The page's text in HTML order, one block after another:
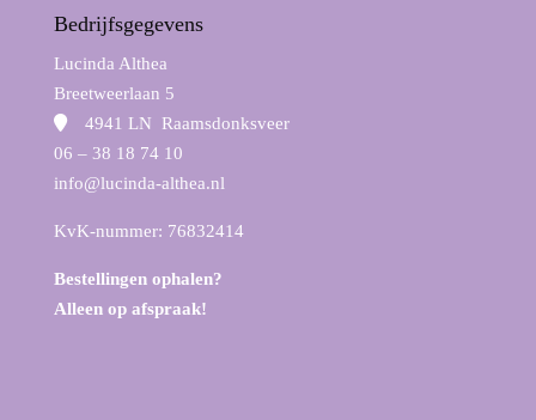
Bedrijfsgegevens
Lucinda Althea
Breetweerlaan 5
4941 LN Raamsdonksveer
06 – 38 18 74 10
info@lucinda-althea.nl
KvK-nummer: 76832414
Bestellingen ophalen?
Alleen op afspraak!